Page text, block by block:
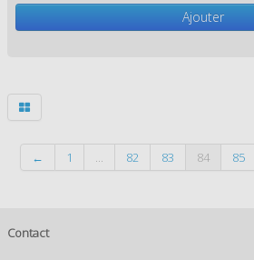
Ajouter
← 1 ... 82 83 84 85
Contact